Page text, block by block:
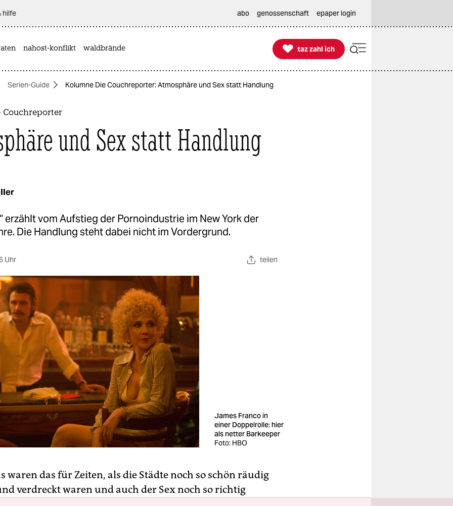
hilfe abo genossenschaft epaper login
nahost-konflikt waldbrände 
taz zahl ich
taz zahl ich
Serien-Guide Kolumne Die Couchreporter: Atmosphäre und Sex statt Handlung
Couchreporter
und Sex statt Handlung
erzählt vom Aufstieg der Pornoindustrie im New York der
Die Handlung steht dabei nicht im Vordergrund.
Uhr teilen
James Franco in
einer Doppelrolle: hier
als netter Barkeeper
Foto: HBO
waren das für Zeiten, als die Städte noch so schön räudig
verdreckt waren und auch der Sex noch so richtig